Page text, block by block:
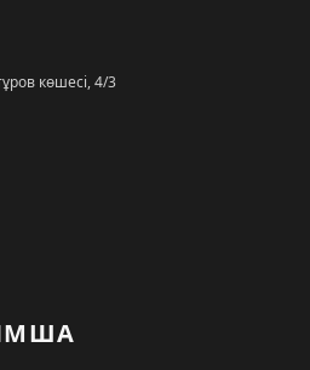
көшесі, 4/3